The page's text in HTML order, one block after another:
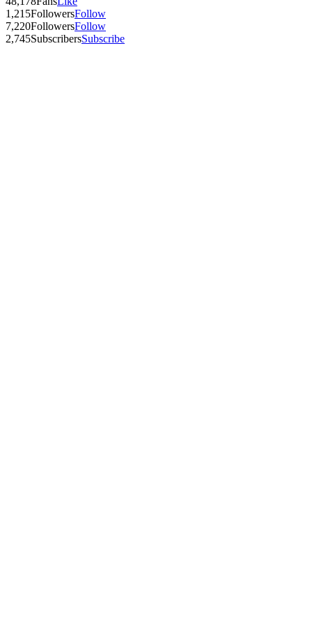
1,215FollowersFollow
7,220FollowersFollow
2,745SubscribersSubscribe